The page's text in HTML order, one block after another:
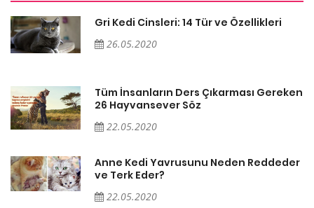
Gri Kedi Cinsleri: 14 Tür ve Özellikleri
26.05.2020
Tüm İnsanların Ders Çıkarması Gereken
26 Hayvansever Söz
22.05.2020
Anne Kedi Yavrusunu Neden Reddeder
ve Terk Eder?
22.05.2020